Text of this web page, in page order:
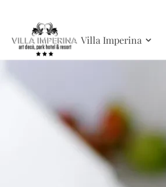
Villa Imperina